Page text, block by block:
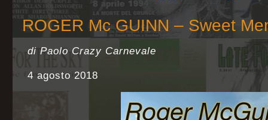
ROGER Mc GUINN – Sweet
di Paolo Crazy Carnevale
4 agosto 2018